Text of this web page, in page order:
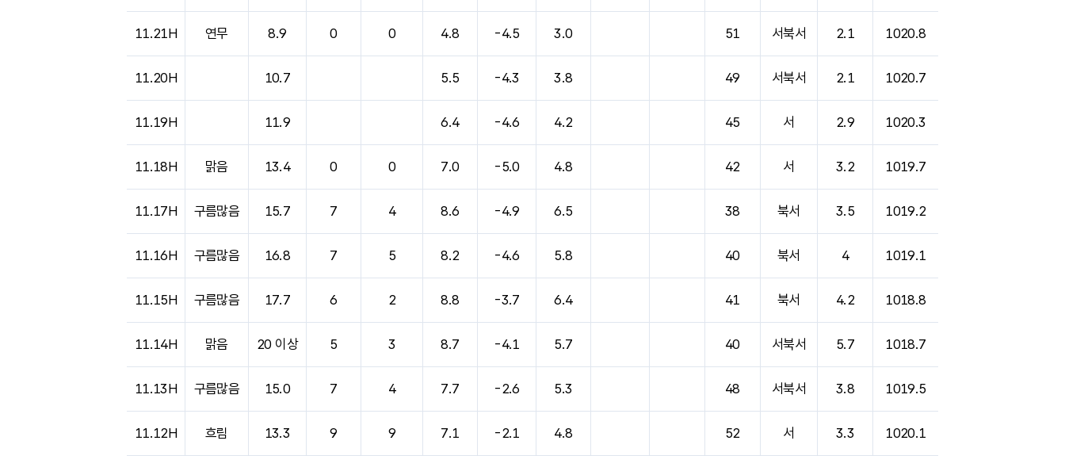
11.21H 연무 8.9 0 0 4.8 -4.5 3.0 51 서북서 2.1 1020.8
11.20H 10.7 5.5 -4.3 3.8 49 서북서 2.1 1020.7
11.19H 11.9 6.4 -4.6 4.2 45 서 2.9 1020.3
11.18H 맑음 13.4 0 0 7.0 -5.0 4.8 42 서 3.2 1019.7
11.17H 구름많음 15.7 7 4 8.6 -4.9 6.5 38 북서 3.5 1019.2
11.16H 구름많음 16.8 7 5 8.2 -4.6 5.8 40 북서 4 1019.1
11.15H 구름많음 17.7 6 2 8.8 -3.7 6.4 41 북서 4.2 1018.8
11.14H 맑음 20 이상 5 3 8.7 -4.1 5.7 40 서북서 5.7 1018.7
11.13H 구름많음 15.0 7 4 7.7 -2.6 5.3 48 서북서 3.8 1019.5
11.12H 흐림 13.3 9 9 7.1 -2.1 4.8 52 서 3.3 1020.1